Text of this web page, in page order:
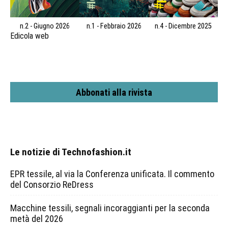
n.2 - Giugno 2026 n.1 - Febbraio 2026 n.4 - Dicembre 2025
Edicola web
Abbonati alla rivista
Le notizie di Technofashion.it
EPR tessile, al via la Conferenza unificata. Il commento
del Consorzio ReDress
Macchine tessili, segnali incoraggianti per la seconda
metà del 2026